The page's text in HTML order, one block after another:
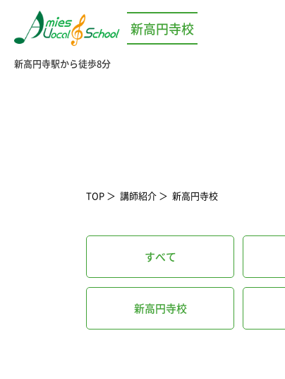
新高円寺校
新高円寺駅から徒歩8分
TOP 講師紹介 新高円寺校
すべて
新高円寺校